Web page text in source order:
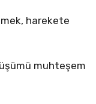
harekete
muhteşem